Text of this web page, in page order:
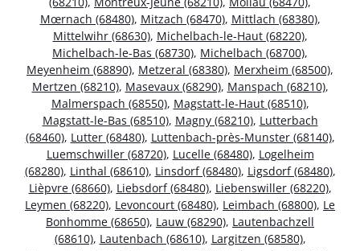
Mœrnach (68480), Mitzach (68470), Mittlach (68380),
Mittelwihr (68630), Michelbach-le-Haut (68220),
Michelbach-le-Bas (68730), Michelbach (68700),
Meyenheim (68890), Metzeral (68380), Merxheim (68500),
Mertzen (68210), Masevaux (68290), Manspach (68210),
Malmerspach (68550), Magstatt-le-Haut (68510),
Magstatt-le-Bas (68510), Magny (68210), Lutterbach
(68460), Lutter (68480), Luttenbach-près-Munster (68140),
Luemschwiller (68720), Lucelle (68480), Logelheim
(68280), Linthal (68610), Linsdorf (68480), Ligsdorf (68480),
Lièpvre (68660), Liebsdorf (68480), Liebenswiller (68220),
Leymen (68220), Levoncourt (68480), Leimbach (68800), Le
Bonhomme (68650), Lauw (68290), Lautenbachzell
(68610), Lautenbach (68610), Largitzen (68580),